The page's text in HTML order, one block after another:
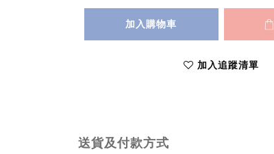
加入購物車
加入追蹤清單
送貨及付款方式